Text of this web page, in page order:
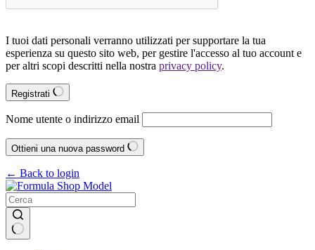
I tuoi dati personali verranno utilizzati per supportare la tua
esperienza su questo sito web, per gestire l'accesso al tuo account e
per altri scopi descritti nella nostra privacy policy.
Registrati
Nome utente o indirizzo email
Ottieni una nuova password
← Back to login